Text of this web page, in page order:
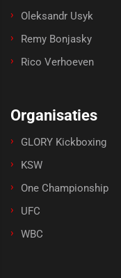
Oleksandr Usyk
Remy Bonjasky
Rico Verhoeven
Organisaties
GLORY Kickboxing
KSW
One Championship
UFC
WBC